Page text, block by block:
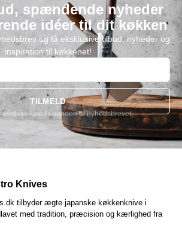
spændende nyheder
idéer til dit køkken
og få eksklusive tilbud, nyheder og
inspiration til køkkenet!
TILMELD
via linket i bunden af nyhedsbrevet.
Knives
tilbyder ægte japanske køkkenknive i
med tradition, præcision og kærlighed fra